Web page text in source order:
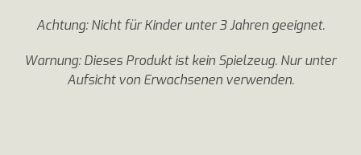
Achtung: Nicht für Kinder unter 3 Jahren geeignet.
Warnung: Dieses Produkt ist kein Spielzeug. Nur unter
Aufsicht von Erwachsenen verwenden.